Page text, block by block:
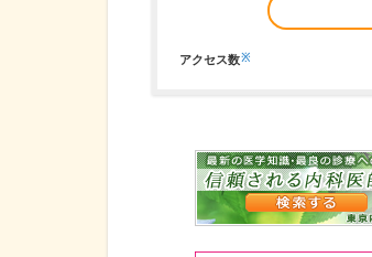
アクセス数※